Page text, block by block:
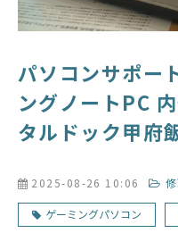
パソコンサポー
ングノートPC
タルドック甲府
2025-08-26 10:06
ゲーミングパソコン